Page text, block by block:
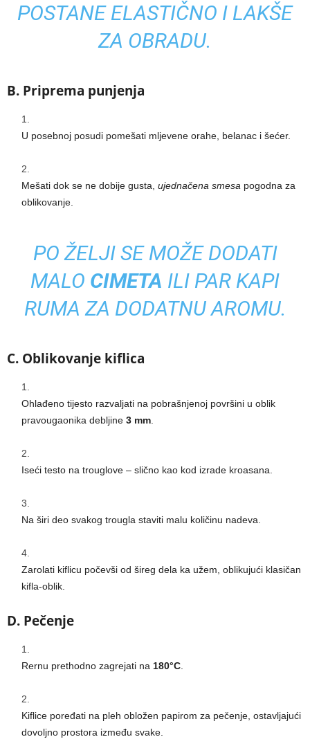
POSTANE ELASTIČNO I LAKŠE
ZA OBRADU.
B. Priprema punjenja
U posebnoj posudi pomešati mljevene orahe, belanac i šećer.
Mešati dok se ne dobije gusta, ujednačena smesa pogodna za
oblikovanje.
PO ŽELJI SE MOŽE DODATI
MALO CIMETA ILI PAR KAPI
RUMA ZA DODATNU AROMU.
C. Oblikovanje kiflica
Ohlađeno tijesto razvaljati na pobrašnjenoj površini u oblik
pravougaonika debljine 3 mm
Iseći testo na trouglove – slično kao kod izrade kroasana.
Na širi deo svakog trougla staviti malu količinu nadeva.
Zarolati kiflicu počevši od šireg dela ka užem, oblikujući klasičan
kifla-oblik.
D. Pečenje
Rernu prethodno zagrejati na 180°C
Kiflice poređati na pleh obložen papirom za pečenje, ostavljajući
dovoljno prostora između svake.